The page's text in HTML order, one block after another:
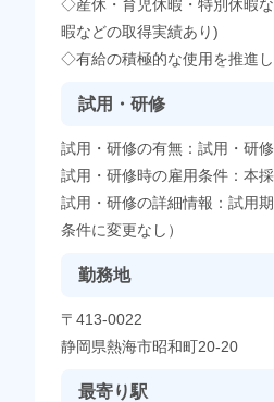
◇産休・育児休暇・特別休暇
暇などの取得実績あり)
◇有給の積極的な使用を推進
試用・研修
試用・研修の有無：試用・研
試用・研修時の雇用条件：本
試用・研修の詳細情報：試用
条件に変更なし）
勤務地
〒413-0022
静岡県熱海市昭和町20-20
最寄り駅